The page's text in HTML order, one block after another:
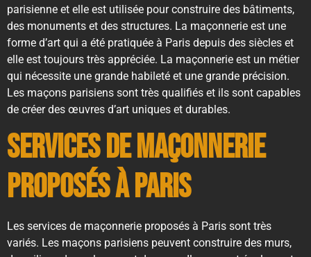
parisienne et elle est utilisée pour construire des bâtiments,
des monuments et des structures. La maçonnerie est une
forme d’art qui a été pratiquée à Paris depuis des siècles et
elle est toujours très appréciée. La maçonnerie est un métier
qui nécessite une grande habileté et une grande précision.
Les maçons parisiens sont très qualifiés et ils sont capables
de créer des œuvres d’art uniques et durables.
Services de maçonnerie
proposés à Paris
Les services de maçonnerie proposés à Paris sont très
variés. Les maçons parisiens peuvent construire des murs,